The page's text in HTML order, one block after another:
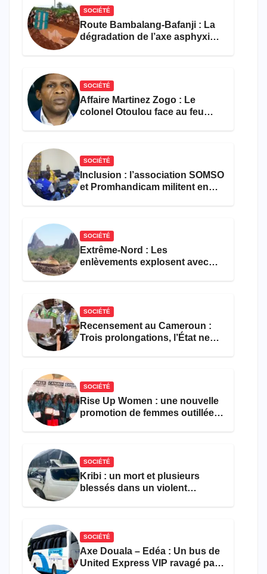
SOCIÉTÉ
Route Bambalang-Bafanji : La
dégradation de l’axe asphyxie
SOCIÉTÉ
Affaire Martinez Zogo : Le
colonel Otoulou face au feu
SOCIÉTÉ
Inclusion : l’association SOMSO
et Promhandicam militent en
SOCIÉTÉ
Extrême-Nord : Les
enlèvements explosent avec
SOCIÉTÉ
Recensement au Cameroun :
Trois prolongations, l’État ne
SOCIÉTÉ
Rise Up Women : une nouvelle
promotion de femmes outillées
SOCIÉTÉ
Kribi : un mort et plusieurs
blessés dans un violent
SOCIÉTÉ
Axe Douala – Edéa : Un bus de
United Express VIP ravagé par